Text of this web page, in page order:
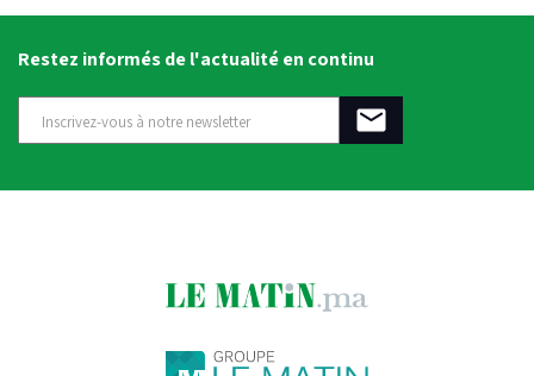
Restez informés de l'actualité en continu